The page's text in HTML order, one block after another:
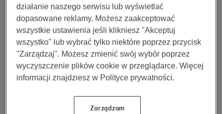
Złamania 200 zł
Skręcenia 200 zł
Zwichnięcia 200 zł
Oparzenia 1 000 zł
działanie naszego serwisu lub wyświetlać
dopasowane reklamy. Możesz zaakceptować
wszystkie ustawienia jeśli klikniesz "Akceptuj
wszystko" lub wybrać tylko niektóre poprzez przycisk
"Zarządzaj". Możesz zmienić swój wybór poprzez
wyczyszczenie plików cookie w przeglądarce. Więcej
informacji znajdziesz w Polityce prywatności.
Zarządzam